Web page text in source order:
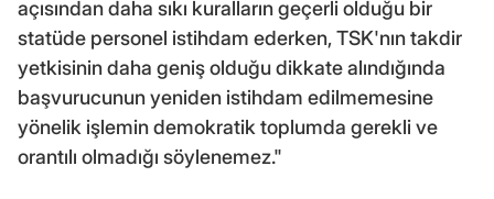
açısından daha sıkı kuralların geçerli olduğu bir
statüde personel istihdam ederken, TSK'nın takdir
yetkisinin daha geniş olduğu dikkate alındığında
başvurucunun yeniden istihdam edilmemesine
yönelik işlemin demokratik toplumda gerekli ve
orantılı olmadığı söylenemez."